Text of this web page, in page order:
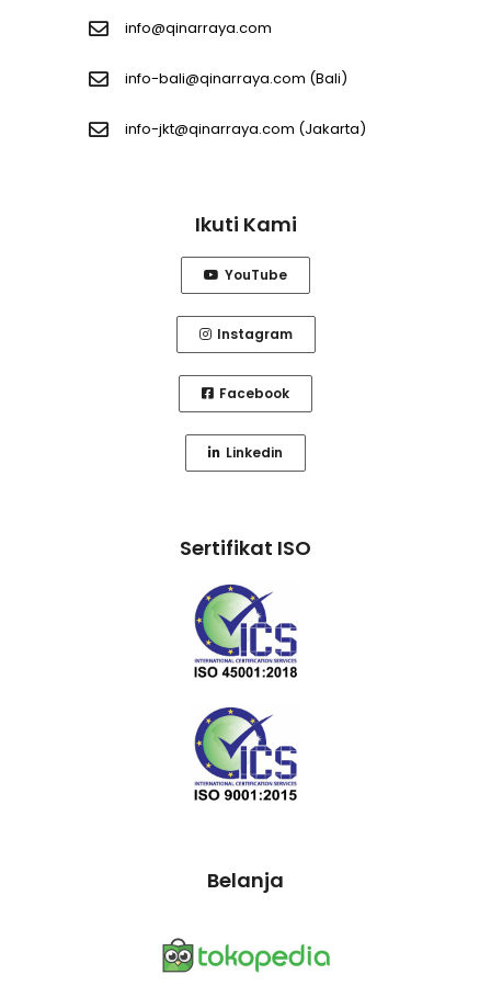
info@qinarraya.com
info-bali@qinarraya.com (Bali)
info-jkt@qinarraya.com (Jakarta)
Ikuti Kami
YouTube
Instagram
Facebook
Linkedin
Sertifikat ISO
Belanja